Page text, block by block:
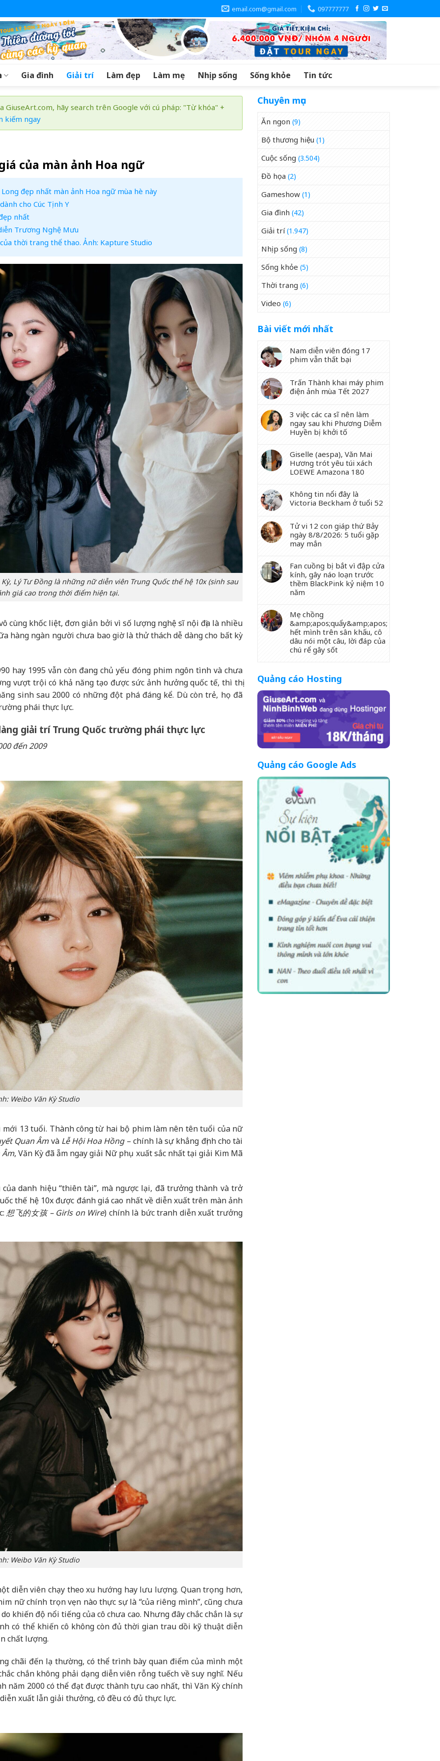
email.com@gmail.com 097777777
Gia đình Giải trí Làm đẹp Làm mẹ Nhịp sống Sống khỏe Tin tức
GiuseArt.com, hãy search trên Google với cú pháp: "Từ khóa" +
kiếm ngay
của màn ảnh Hoa ngữ
đẹp nhất màn ảnh Hoa ngữ mùa hè này
cho Cúc Tịnh Y
nhất
Trương Nghệ Mưu
thời trang thể thao. Ảnh: Kapture Studio
Lý Tư Đồng là những nữ diễn viên Trung Quốc thế hệ 10x (sinh sau
giá cao trong thời điểm hiện tại.
cùng khốc liệt, đơn giản bởi vì số lượng nghệ sĩ nội địa là nhiều
hàng ngàn người chưa bao giờ là thử thách dễ dàng cho bất kỳ
hay 1995 vẫn còn đang chủ yếu đóng phim ngôn tình và chưa
vượt trội có khả năng tạo được sức ảnh hưởng quốc tế, thì thị
sinh sau 2000 có những đột phá đáng kể. Dù còn trẻ, họ đã
phái thực lực.
giải trí Trung Quốc trường phái thực lực
đến 2009
Weibo Văn Kỳ Studio
13 tuổi. Thành công từ hai bộ phim làm nên tên tuổi của nữ
Quan Âmvà Lễ Hội Hoa Hồng– chính là sự khẳng định cho tài
, Văn Kỳ đã ẵm ngay giải Nữ phụ xuất sắc nhất tại giải Kim Mã
danh hiệu “thiên tài”, mà ngược lại, đã trưởng thành và trở
thế hệ 10x được đánh giá cao nhất về diễn xuất trên màn ảnh
想飞的女孩 – Girls on Wire) chính là bức tranh diễn xuất trưởng
Weibo Văn Kỳ Studio
diễn viên chạy theo xu hướng hay lưu lượng. Quan trọng hơn,
nữ chính trọn vẹn nào thực sự là “của riêng mình”, cũng chưa
khiến độ nổi tiếng của cô chưa cao. Nhưng đây chắc chắn là sự
có thể khiến cô không còn đủ thời gian trau dồi kỹ thuật diễn
chất lượng.
chãi đến lạ thường, có thể trình bày quan điểm của mình một
chắn không phải dạng diễn viên rỗng tuếch về suy nghĩ. Nếu
năm 2000 có thể đạt được thành tựu cao nhất, thì Văn Kỳ chính
xuất lẫn giải thưởng, cô đều có đủ thực lực.
Chuyên mục
Ăn ngon (9)
Bộ thương hiệu (1)
Cuộc sống (3.504)
Đồ họa (2)
Gameshow (1)
Gia đình (42)
Giải trí(1.947)
Nhịp sống (8)
Sống khỏe (5)
Thời trang (6)
Video (6)
Bài viết mới nhất
Nam diễn viên đóng 17
phim vẫn thất bại
Trấn Thành khai máy phim
điện ảnh mùa Tết 2027
3 việc các ca sĩ nên làm
ngay sau khi Phương Diễm
Huyền bị khởi tố
Giselle (aespa), Văn Mai
Hương trót yêu túi xách
LOEWE Amazona 180
Không tin nổi đây là
Victoria Beckham ở tuổi 52
Tử vi 12 con giáp thứ Bảy
ngày 8/8/2026: 5 tuổi gặp
may mắn
Fan cuồng bị bắt vì đập cửa
kính, gây náo loạn trước
thềm BlackPink kỷ niệm 10
năm
Mẹ chồng
&amp;apos;quẩy&amp;apos;
hết mình trên sân khấu, cô
dâu nói một câu, lời đáp của
chú rể gây sốt
Quảng cáo Hosting
Quảng cáo Google Ads